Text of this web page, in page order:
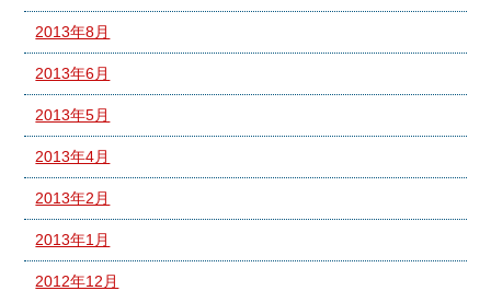
2013年8月
2013年6月
2013年5月
2013年4月
2013年2月
2013年1月
2012年12月